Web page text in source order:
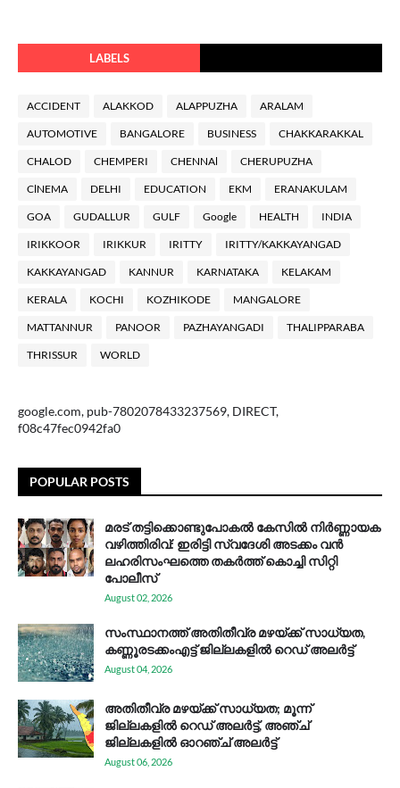
LABELS
ACCIDENT ALAKKOD ALAPPUZHA ARALAM
AUTOMOTIVE BANGALORE BUSINESS CHAKKARAKKAL
CHALOD CHEMPERI CHENNAl CHERUPUZHA
ClNEMA DELHI EDUCATION EKM ERANAKULAM
GOA GUDALLUR GULF Google HEALTH INDIA
IRIKKOOR IRIKKUR IRITTY IRITTY/KAKKAYANGAD
KAKKAYANGAD KANNUR KARNATAKA KELAKAM
KERALA KOCHI KOZHIKODE MANGALORE
MATTANNUR PANOOR PAZHAYANGADI THALIPPARABA
THRISSUR WORLD
google.com, pub-7802078433237569, DIRECT,
f08c47fec0942fa0
POPULAR POSTS
മരട് തട്ടിക്കൊണ്ടുപോകൽ കേസിൽ നിർണ്ണായക
വഴിത്തിരിവ്: ഇരിട്ടി സ്വദേശി അടക്കം വൻ
ലഹരിസംഘത്തെ തകർത്ത് കൊച്ചി സിറ്റി
പോലീസ്
August 02, 2026
സം​സ്ഥാ​ന​ത്ത് അ​തി​തീ​വ്ര മ​ഴ​യ്ക്ക് സാ​ധ്യ​ത,
കണ്ണൂരടക്കംഎ​ട്ട് ജി​ല്ല​ക​ളി​ൽ റെ​ഡ് അ​ലർ​ട്ട്
August 04, 2026
അതിതീവ്ര മഴയ്ക്ക് സാധ്യത; മൂന്ന്
ജില്ലകളിൽ റെഡ് അലർട്ട്, അഞ്ച്
ജില്ലകളിൽ ഓറഞ്ച് അലർട്ട്
August 06, 2026